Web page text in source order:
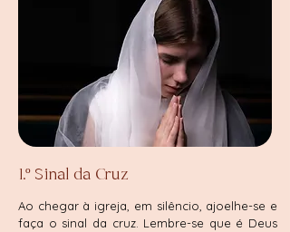
1.º Sinal da Cruz
Ao chegar à igreja, em silêncio, ajoelhe-se e
faça o sinal da cruz. Lembre-se que é Deus